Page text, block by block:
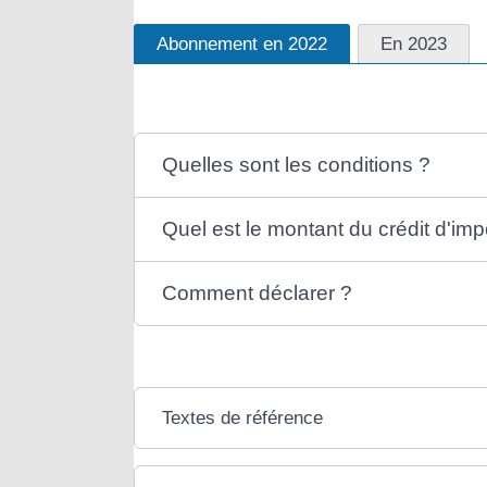
Abonnement en 2022 En 2023
Quelles sont les conditions ?
Quel est le montant du crédit
Comment déclarer ?
Textes de référence